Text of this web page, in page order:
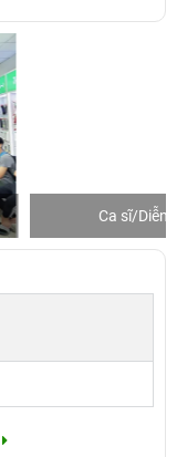
Ca sĩ/Diễn